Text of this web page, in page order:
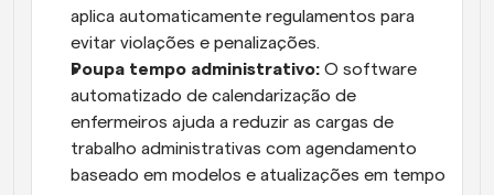
aplica automaticamente regulamentos para
evitar violações e penalizações.
Poupa tempo administrativo: O software
automatizado de calendarização de
enfermeiros ajuda a reduzir as cargas de
trabalho administrativas com agendamento
baseado em modelos e atualizações em tempo